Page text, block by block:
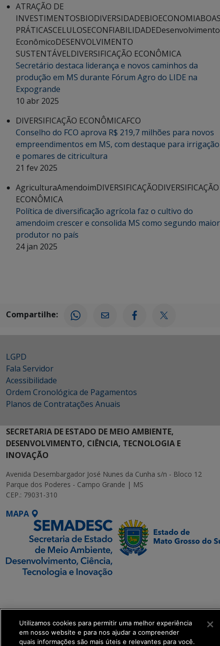
ATRAÇÃO DE
INVESTIMENTOSBIODIVERSIDADEBIOECONOMIA
PRÁTICASCELULOSECONFIABILIDADEDesenvolvimento
EconômicoDESENVOLVIMENTO
SUSTENTÁVELDIVERSIFICAÇÃO ECONÔMICA
Secretário destaca liderança e novos caminhos da
produção em MS durante Fórum Agro do LIDE na
Expogrande
10 abr 2025
DIVERSIFICAÇÃO ECONÔMICAFCO
Conselho do FCO aprova R$ 219,7 milhões para novos
empreendimentos em MS, com destaque para irrigação
e pomares de citricultura
21 fev 2025
AgriculturaAmendoimDIVERSIFICAÇÃODIVERSIFICAÇÃO
ECONÔMICA
Política de diversificação agrícola faz o cultivo do
amendoim crescer e consolida MS como segundo maior
produtor no país
24 jan 2025
Compartilhe:
LGPD
Fala Servidor
Acessibilidade
Ordem Cronológica de Pagamentos
Planos de Contratações Anuais
SECRETARIA DE ESTADO DE MEIO AMBIENTE,
DESENVOLVIMENTO, CIÊNCIA, TECNOLOGIA E
INOVAÇÃO
Avenida Desembargador José Nunes da Cunha s/n - Bloco 12
Parque dos Poderes - Campo Grande | MS
CEP.: 79031-310
MAPA
Transformação Digital
get_footer();
Utilizamos cookies para permitir uma melhor experiência
em nosso website e para nos ajudar a compreender
quais informações são mais úteis e relevantes para você.